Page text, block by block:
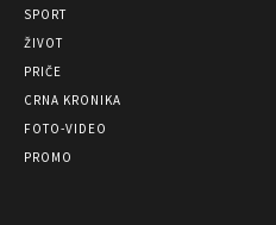
SPORT
ŽIVOT
PRIČE
CRNA KRONIKA
FOTO-VIDEO
PROMO